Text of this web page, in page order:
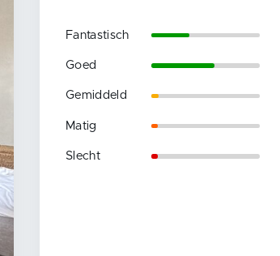
Fantastisch
Goed
Gemiddeld
Matig
Slecht